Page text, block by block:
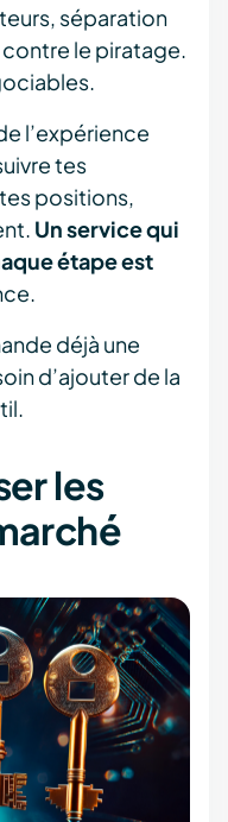
séparation
le piratage.
l’expérience
tes
positions,
Un service qui
étape est
déjà une
d’ajouter de la
les